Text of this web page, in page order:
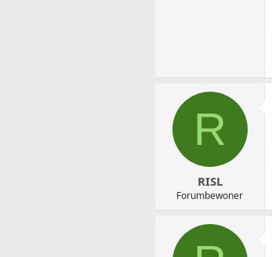
R
RISL
Forumbewoner